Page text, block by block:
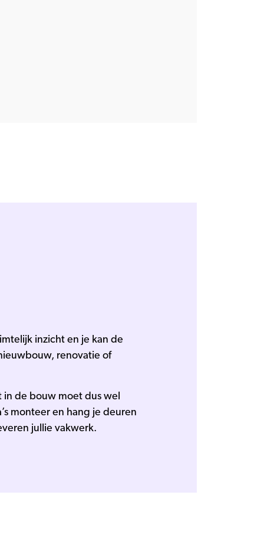
inzicht en je kan de
renovatie of
de bouw moet dus wel
monteer en hang je deuren
jullie vakwerk.